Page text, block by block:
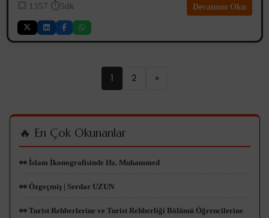
💥 1357 ⏱️5dk Devamını Oku
1 2 »
🔥 En Çok Okunanlar
👀 İslam İkonografisinde Hz. Muhammed
👀 Özgeçmiş | Serdar UZUN
👀 Turist Rehberlerine ve Turist Rehberliği Bölümü Öğrencilerine